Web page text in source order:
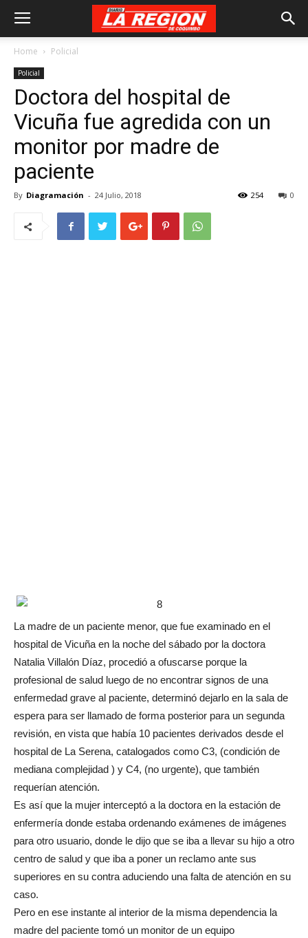
Home Policial
Policial
Doctora del hospital de
Vicuña fue agredida con un
monitor por madre de
paciente
By Diagramación - 24 Julio, 2018 0
254
La madre de un paciente menor, que fue examinado en el
hospital de Vicuña en la noche del sábado por la doctora
Natalia Villalón Díaz, procedió a ofuscarse porque la
profesional de salud luego de no encontrar signos de una
enfermedad grave al paciente, determinó dejarlo en la sala de
espera para ser llamado de forma posterior para un segunda
revisión, en vista que había 10 pacientes derivados desde el
hospital de La Serena, catalogados como C3, (condición de
mediana complejidad ) y C4, (no urgente), que también
requerían atención.
Es así que la mujer interceptó a la doctora en la estación de
enfermería donde estaba ordenando exámenes de imágenes
para otro usuario, donde le dijo que se iba a llevar su hijo a otro
centro de salud y que iba a poner un reclamo ante sus
superiores en su contra aduciendo una falta de atención en su
caso.
Pero en ese instante al interior de la misma dependencia la
madre del paciente tomó un monitor de un equipo